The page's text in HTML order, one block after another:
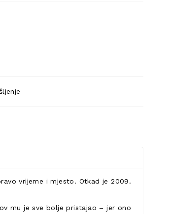
vrijeme i mjesto. Otkad je 2009.
mu je sve bolje pristajao – jer ono